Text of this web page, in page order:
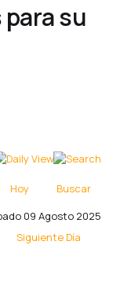
su
Hoy Buscar
09 Agosto 2025
Siguiente Día